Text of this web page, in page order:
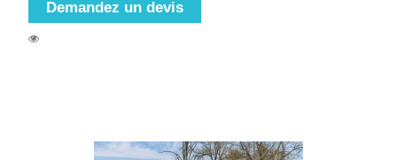
Demandez un devis